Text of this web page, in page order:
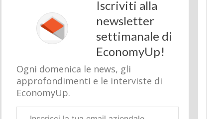
Iscriviti alla
newsletter
settimanale di
EconomyUp!
Ogni domenica le news, gli
approfondimenti e le interviste di
EconomyUp.